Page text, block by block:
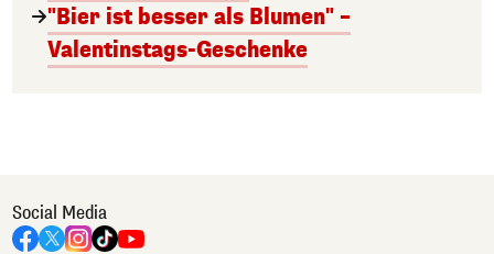
"Bier ist besser als Blumen" –
Valentinstags-Geschenke
Social Media